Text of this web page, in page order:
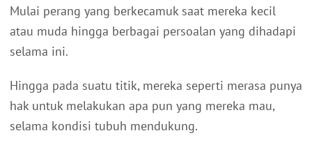
Mulai perang yang berkecamuk saat mereka kecil
atau muda hingga berbagai persoalan yang dihadapi
selama ini.
Hingga pada suatu titik, mereka seperti merasa punya
hak untuk melakukan apa pun yang mereka mau,
selama kondisi tubuh mendukung.